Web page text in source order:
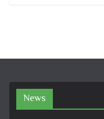
News